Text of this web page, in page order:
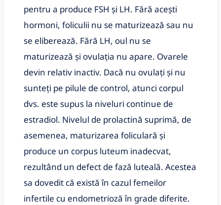
pentru a produce FSH și LH. Fără acești
hormoni, foliculii nu se maturizează sau nu
se eliberează. Fără LH, oul nu se
maturizează și ovulația nu apare. Ovarele
devin relativ inactiv. Dacă nu ovulați și nu
sunteți pe pilule de control, atunci corpul
dvs. este supus la niveluri continue de
estradiol. Nivelul de prolactină suprimă, de
asemenea, maturizarea foliculară și
produce un corpus luteum inadecvat,
rezultând un defect de fază luteală. Acestea
sa dovedit că există în cazul femeilor
infertile cu endometrioză în grade diferite.